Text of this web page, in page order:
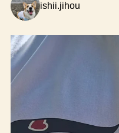
ishii.jihou